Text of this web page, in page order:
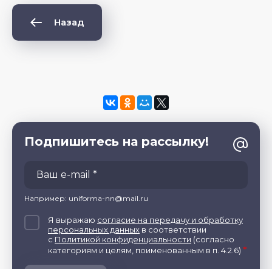
Назад
Подпишитесь на рассылку!
Например: uniforma-nn@mail.ru
Я выражаю согласие на передачу и обработку
персональных данных в соответствии
с Политикой конфиденциальности (согласно
категориям и целям, поименованным в п. 4.2.6) *